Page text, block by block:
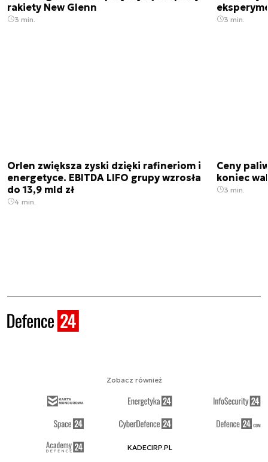
rakiety New Glenn
3 min. 3 min.
Orlen zwiększa zyski dzięki rafineriom i
energetyce. EBITDA LIFO grupy wzrosła
do 13,9 mld zł
4 min.
Ceny
koniec
3 min.
Zobacz również
KADECIRP.PL